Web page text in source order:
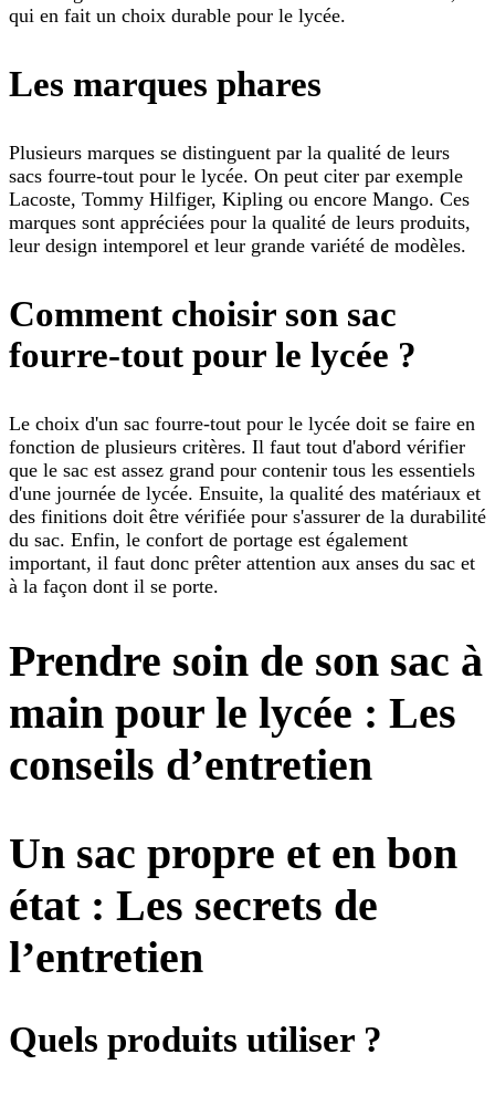
qui en fait un choix durable pour le lycée.
Les marques phares
Plusieurs marques se distinguent par la qualité de leurs
sacs fourre-tout pour le lycée. On peut citer par exemple
Lacoste, Tommy Hilfiger, Kipling ou encore Mango. Ces
marques sont appréciées pour la qualité de leurs produits,
leur design intemporel et leur grande variété de modèles.
Comment choisir son sac
fourre-tout pour le lycée ?
Le choix d'un sac fourre-tout pour le lycée doit se faire en
fonction de plusieurs critères. Il faut tout d'abord vérifier
que le sac est assez grand pour contenir tous les essentiels
d'une journée de lycée. Ensuite, la qualité des matériaux et
des finitions doit être vérifiée pour s'assurer de la durabilité
du sac. Enfin, le confort de portage est également
important, il faut donc prêter attention aux anses du sac et
à la façon dont il se porte.
Prendre soin de son sac à
main pour le lycée : Les
conseils d’entretien
Un sac propre et en bon
état : Les secrets de
l’entretien
Quels produits utiliser ?